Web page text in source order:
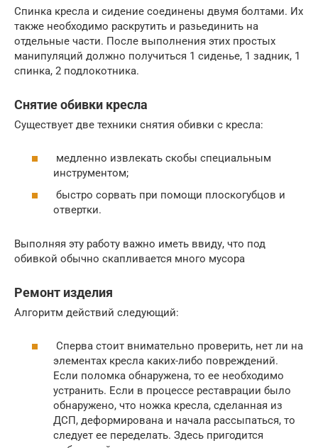
Спинка кресла и сидение соединены двумя болтами. Их
также необходимо раскрутить и разьединить на
отдельные части. После выполнения этих простых
манипуляций должно получиться 1 сиденье, 1 задник, 1
спинка, 2 подлокотника.
Снятие обивки кресла
Существует две техники снятия обивки с кресла:
медленно извлекать скобы специальным
инструментом;
быстро сорвать при помощи плоскогубцов и
отвертки.
Выполняя эту работу важно иметь ввиду, что под
обивкой обычно скапливается много мусора
Ремонт изделия
Алгоритм действий следующий:
Сперва стоит внимательно проверить, нет ли на
элементах кресла каких-либо повреждений.
Если поломка обнаружена, то ее необходимо
устранить. Если в процессе реставрации было
обнаружено, что ножка кресла, сделанная из
ДСП, деформирована и начала рассыпаться, то
следует ее переделать. Здесь пригодится